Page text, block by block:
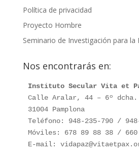
Política de privacidad
Proyecto Hombre
Seminario de Investigación para la
Nos encontrarás en:
Instituto Secular Vita et
Calle Aralar, 44 – 6º dcha.
31004 Pamplona
Teléfono: 948-235-790 /
Móviles: 678 89 88 38 /
E-mail: